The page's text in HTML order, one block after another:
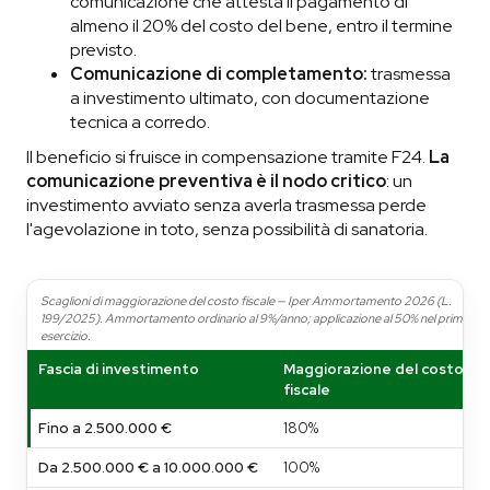
almeno il 20% del costo del bene, entro il termine
previsto.
Comunicazione di completamento:trasmessa
a investimento ultimato, con documentazione
tecnica a corredo.
Il beneficio si fruisce in compensazione tramite F24. La
comunicazione preventiva è il nodo critico: un
investimento avviato senza averla trasmessa perde
l'agevolazione in toto, senza possibilità di sanatoria.
Scaglioni di maggiorazione del costo fiscale — Iper Ammortamento 2026 (L.
199/2025). Ammortamento ordinario al 9%/anno; applicazione al 50% nel primo
esercizio.
Fascia di investimento
Maggiorazione del costo
fiscale
Fino a 2.500.000 € 180%
Da 2.500.000 € a 10.000.000 € 100%